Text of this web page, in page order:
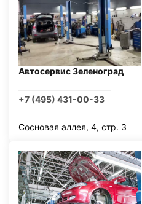
Автосервис Зеленоград
+7 (495) 431-00-33
Сосновая аллея, 4, стр. 3